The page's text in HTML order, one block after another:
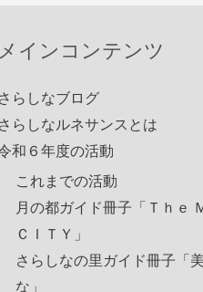
メインコンテンツ
さらしなブログ
さらしなルネサンスとは
和６年度の活動
これまでの活動
月の都ガイド冊子「Ｔｈｅ
ＣＩＴＹ」
さらしなの里ガイド冊子「
な」